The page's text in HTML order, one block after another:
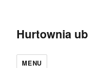
Hurtownia
MENU